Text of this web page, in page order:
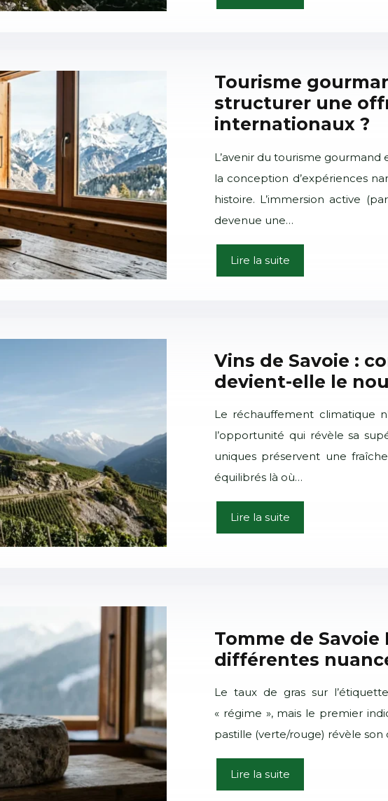
Tourisme
structurer une
internationaux ?
L’avenir du tourisme gourmand
la conception d’expériences
histoire. L’immersion active
devenue une…
Lire la suite
Vins de Savoie :
devient-elle le
Le réchauffement climatique
l’opportunité qui révèle sa
uniques préservent une
équilibrés là où…
Lire la suite
Tomme de
différentes
Le taux de gras sur
« régime », mais le premier
pastille (verte/rouge) révèle
Lire la suite